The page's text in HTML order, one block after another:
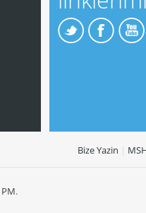
Bize Yazin |
.